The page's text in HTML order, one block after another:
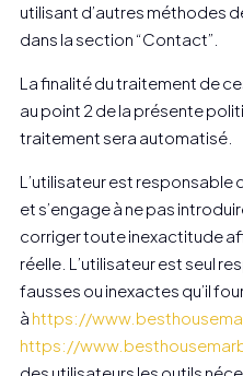
utilisant d’autres méthodes
dans la section “Contact”.
La finalité du traitement de
au point 2 de la présente
traitement sera automatisé.
L’utilisateur est responsable
et s’engage à ne pas
corriger toute inexactitude
réelle. L’utilisateur est seul
fausses ou inexactes qu’il
à https://
https://